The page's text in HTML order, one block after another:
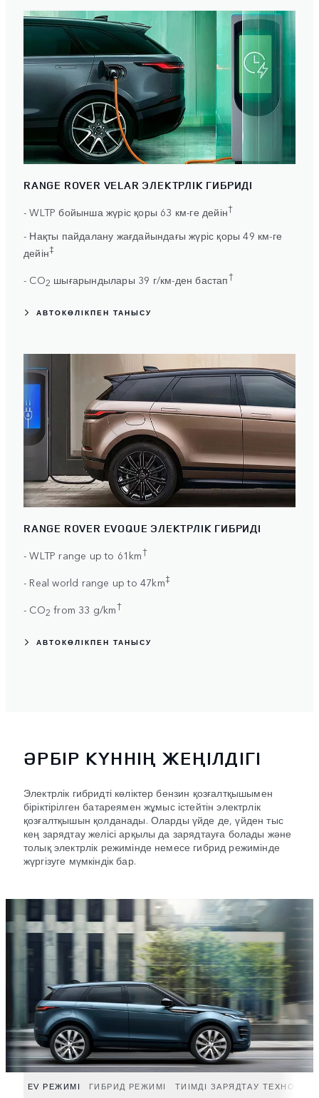
RANGE ROVER VELAR ЭЛЕКТРЛІК ГИБРИДІ
- WLTP бойынша жүріс қоры 63 км-ге дейін†
- Нақты пайдалану жағдайындағы жүріс қоры 49 км-ге
дейін‡
- CO2 шығарындылары 39 г/км-ден бастап†
АВТОКӨЛІКПЕН ТАНЫСУ
RANGE ROVER EVOQUE ЭЛЕКТРЛІК ГИБРИДІ
- WLTP range up to 61km†
- Real world range up to 47km‡
- CO2 from 33 g/km†
АВТОКӨЛІКПЕН ТАНЫСУ
ӘРБІР КҮННІҢ ЖЕҢІЛДІГІ
Электрлік гибридті көліктер бензин қозғалтқышымен
біріктірілген батареямен жұмыс істейтін электрлік
қозғалтқышын қолданады. Оларды үйде де, үйден тыс
кең зарядтау желісі арқылы да зарядтауға болады және
толық электрлік режимінде немесе гибрид режимінде
жүргізуге мүмкіндік бар.
EV РЕЖИМІ ГИБРИД РЕЖИМІ ТИІМДІ ЗАРЯДТАУ